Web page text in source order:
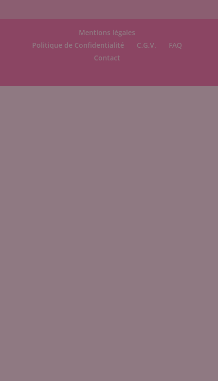
Mentions légales
Politique de Confidentialité
C.G.V.
FAQ
Contact